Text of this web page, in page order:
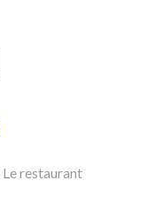
Le restaurant